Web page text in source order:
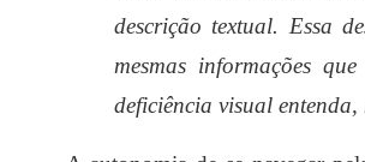
descrição textual. Essa
mesmas informações
deficiência visual